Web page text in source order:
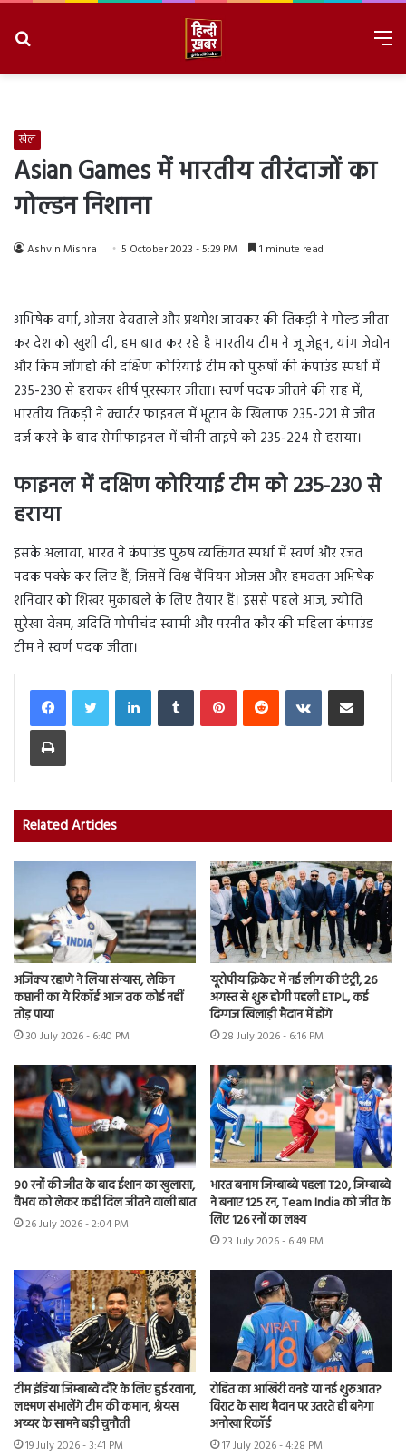
खेल
Asian Games में भारतीय तीरंदाजों का
गोल्डन निशाना
Ashvin Mishra 5 October 2023 - 5:29 PM 1 minute read
अभिषेक वर्मा, ओजस देवताले और प्रथमेश जावकर की तिकड़ी ने गोल्ड जीता
कर देश को खुशी दी, हम बात कर रहे है भारतीय टीम ने जू जेहून, यांग जेवोन
और किम जोंगहो की दक्षिण कोरियाई टीम को पुरुषों की कंपाउंड स्पर्धा में
235-230 से हराकर शीर्ष पुरस्कार जीता। स्वर्ण पदक जीतने की राह में,
भारतीय तिकड़ी ने क्वार्टर फाइनल में भूटान के खिलाफ 235-221 से जीत
दर्ज करने के बाद सेमीफाइनल में चीनी ताइपे को 235-224 से हराया।
फाइनल में दक्षिण कोरियाई टीम को 235-230 से
हराया
इसके अलावा, भारत ने कंपाउंड पुरुष व्यक्तिगत स्पर्धा में स्वर्ण और रजत
पदक पक्के कर लिए हैं, जिसमें विश्व चैंपियन ओजस और हमवतन अभिषेक
शनिवार को शिखर मुकाबले के लिए तैयार हैं। इससे पहले आज, ज्योति
सुरेखा वेन्नम, अदिति गोपीचंद स्वामी और परनीत कौर की महिला कंपाउंड
टीम ने स्वर्ण पदक जीता।
LinkedInTumblr PinterestReddit VKontakteShare via Email
Print
Related Articles
अजिंक्य रहाणे ने लिया संन्यास, लेकिन
कप्तानी का ये रिकॉर्ड आज तक कोई नहीं
तोड़ पाया
30 July 2026 - 6:40 PM
यूरोपीय क्रिकेट में नई लीग की एंट्री, 26
अगस्त से शुरू होगी पहली ETPL, कई
दिग्गज खिलाड़ी मैदान में होंगे
28 July 2026 - 6:16 PM
90 रनों की जीत के बाद ईशान का खुलासा,
वैभव को लेकर कही दिल जीतने वाली बात
26 July 2026 - 2:04 PM
भारत बनाम जिम्बाब्वे पहला T20, जिम्बाब्वे
ने बनाए 125 रन, Team India को जीत के
लिए 126 रनों का लक्ष्य
23 July 2026 - 6:49 PM
टीम इंडिया जिम्बाब्वे दौरे के लिए हुई रवाना,
लक्ष्मण संभालेंगे टीम की कमान, श्रेयस
अय्यर के सामने बड़ी चुनौती
19 July 2026 - 3:41 PM
रोहित का आखिरी वनडे या नई शुरुआत?
विराट के साथ मैदान पर उतरते ही बनेगा
अनोखा रिकॉर्ड
17 July 2026 - 4:28 PM